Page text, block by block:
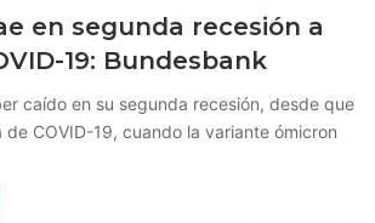
en segunda recesión a
19: Bundesbank
caído en su segunda recesión, desde que
de COVID-19, cuando la variante ómicron